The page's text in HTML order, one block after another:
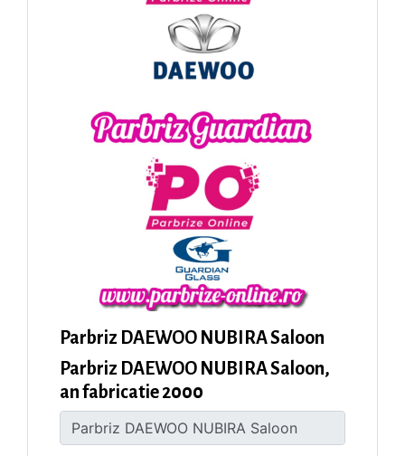
Parbriz DAEWOO NUBIRA Saloon
Parbriz DAEWOO NUBIRA Saloon,
an fabricatie 2000